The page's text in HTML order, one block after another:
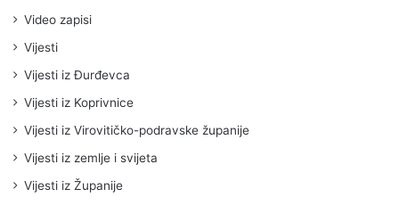
Video zapisi
Vijesti
Vijesti iz Đurđevca
Vijesti iz Koprivnice
Vijesti iz Virovitičko-podravske županije
Vijesti iz zemlje i svijeta
Vijesti iz Županije